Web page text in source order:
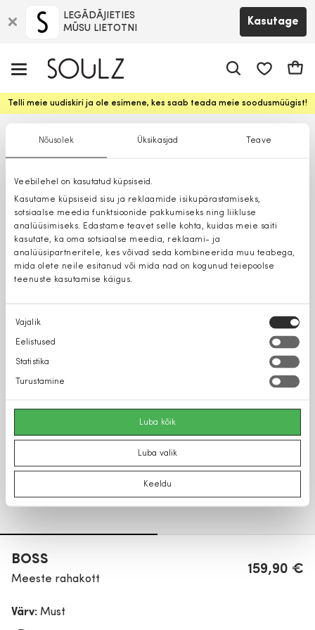
Nõusolek Üksikasjad Teave
Veebilehel on kasutatud küpsiseid.
Kasutame küpsiseid sisu ja reklaamide isikupärastamiseks,
sotsiaalse meedia funktsioonide pakkumiseks ning liikluse
analüüsimiseks. Edastame teavet selle kohta, kuidas meie saiti
kasutate, ka oma sotsiaalse meedia, reklaami- ja
analüüsipartneritele, kes võivad seda kombineerida muu teabega,
mida olete neile esitanud või mida nad on kogunud teiepoolse
teenuste kasutamise käigus.
Nõusoleku
valik
Vajalik
Eelistused
Statistika
Turustamine
Luba kõik
Luba valik
Keeldu
LEGĀDĀJIETIES
MŪSU LIETOTNI
Kasutage
Telli meie uudiskiri ja ole esimene, kes saab teada meie soodusmüügist!
BOSS
Meeste rahakott
159,90 €
Värv: Must